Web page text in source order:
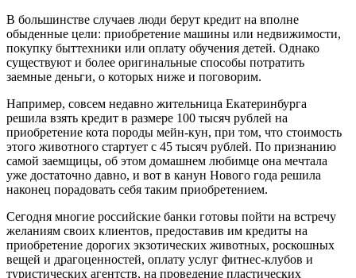
В большинстве случаев люди берут кредит на вполне
обыденные цели: приобретение машины или недвижимости,
покупку быттехники или оплату обучения детей. Однако
существуют и более оригинальные способы потратить
заемные деньги, о которых ниже и поговорим.
Например, совсем недавно жительница Екатеринбурга
решила взять кредит в размере 100 тысяч рублей на
приобретение кота породы мейн-кун, при том, что стоимость
этого животного стартует с 45 тысяч рублей. По признанию
самой заемщицы, об этом домашнем любимце она мечтала
уже достаточно давно, и вот в канун Нового года решила
наконец порадовать себя таким приобретением.
Сегодня многие российские банки готовы пойти на встречу
желаниям своих клиентов, предоставив им кредиты на
приобретение дорогих экзотических животных, роскошных
вещей и драгоценностей, оплату услуг фитнес-клубов и
туристических агентств, на проведение пластических